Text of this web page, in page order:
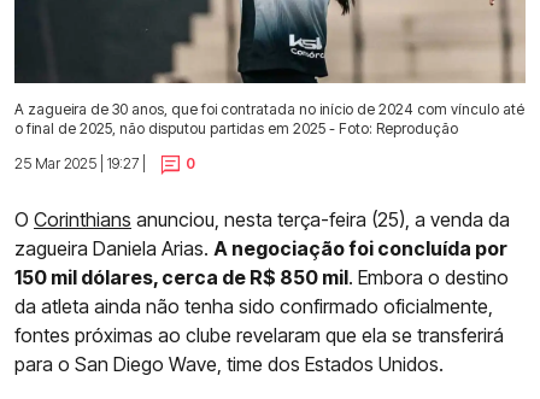
A zagueira de 30 anos, que foi contratada no início de 2024 com vínculo até
o final de 2025, não disputou partidas em 2025 - Foto: Reprodução
25 Mar 2025 | 19:27 |
0
O Corinthians anunciou, nesta terça-feira (25), a venda da
zagueira Daniela Arias. A negociação foi concluída por
150 mil dólares, cerca de R$ 850 mil. Embora o destino
da atleta ainda não tenha sido confirmado oficialmente,
fontes próximas ao clube revelaram que ela se transferirá
para o San Diego Wave, time dos Estados Unidos.